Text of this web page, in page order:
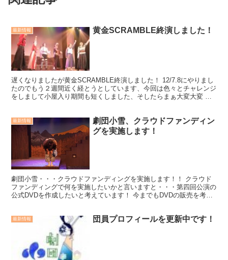
最新情報 黄金SCRAMBLE終演しました！
遅くなりましたが黄金SCRAMBLE終演しました！ 12/7.8にやりまし
たのでもう２週間近く経とうとしています、今回は色々とチャレンジ
をしまして小屋入り期間も短くしました、そしたらまぁ大変大変 休
最新情報
劇団小雪、クラウドファンディン
グを実施します！
劇団小雪・・・クラウドファンディングを実施します！！ クラウド
ファンディングで何を実施したいかと言いますと・・・第四回公演の
公式DVDを作成したいと考えています！ 今までもDVDの販売を考え
最新情報 団員プロフィールを更新中です！